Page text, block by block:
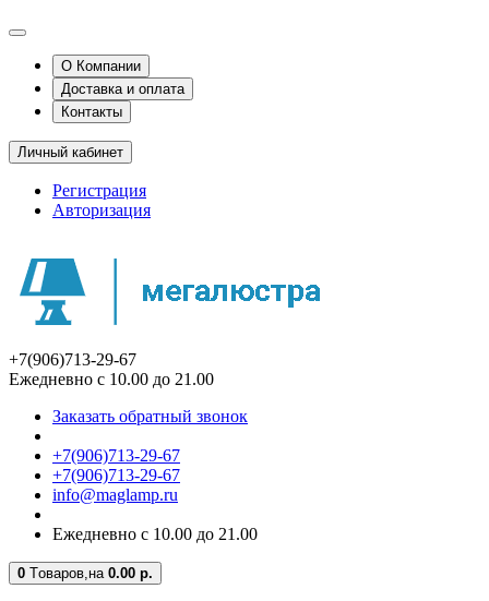
О Компании
Доставка и оплата
Контакты
Личный кабинет
Регистрация
Авторизация
+7(906)713-29-67
Ежедневно с 10.00 до 21.00
Заказать обратный звонок
+7(906)713-29-67
+7(906)713-29-67
info@maglamp.ru
Ежедневно с 10.00 до 21.00
0 Tоваров,на 0.00 р.